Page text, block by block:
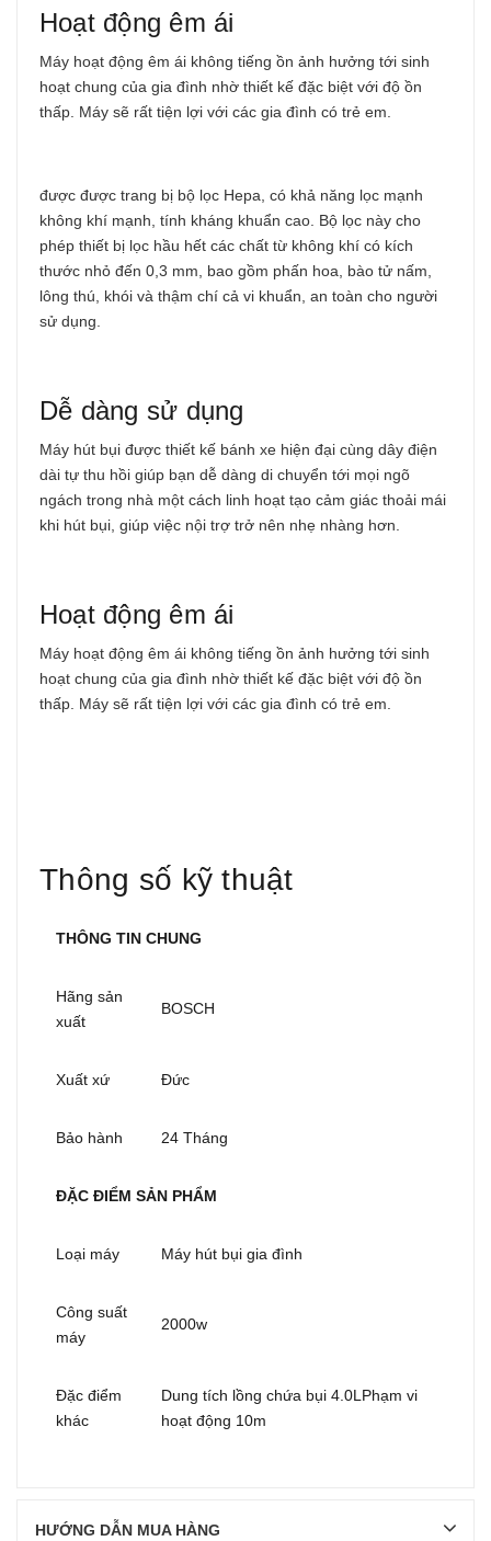
Hoạt động êm ái
Máy hoạt động êm ái không tiếng ồn ảnh hưởng tới sinh
hoạt chung của gia đình nhờ thiết kế đặc biệt với độ ồn
thấp. Máy sẽ rất tiện lợi với các gia đình có trẻ em.
được được trang bị bộ lọc Hepa, có khả năng lọc mạnh
không khí mạnh, tính kháng khuẩn cao. Bộ lọc này cho
phép thiết bị lọc hầu hết các chất từ không khí có kích
thước nhỏ đến 0,3 mm, bao gồm phấn hoa, bào tử nấm,
lông thú, khói và thậm chí cả vi khuẩn, an toàn cho người
sử dụng.
Dễ dàng sử dụng
Máy hút bụi được thiết kế bánh xe hiện đại cùng dây điện
dài tự thu hồi giúp bạn dễ dàng di chuyển tới mọi ngõ
ngách trong nhà một cách linh hoạt tạo cảm giác thoải mái
khi hút bụi, giúp việc nội trợ trở nên nhẹ nhàng hơn.
Hoạt động êm ái
Máy hoạt động êm ái không tiếng ồn ảnh hưởng tới sinh
hoạt chung của gia đình nhờ thiết kế đặc biệt với độ ồn
thấp. Máy sẽ rất tiện lợi với các gia đình có trẻ em.
Thông số kỹ thuật
THÔNG TIN CHUNG
Hãng sản
xuất
BOSCH
Xuất xứ Đức
Bảo hành 24 Tháng
ĐẶC ĐIỂM SẢN PHẨM
Loại máy Máy hút bụi gia đình
Công suất
máy
2000w
Đặc điểm
khác
Dung tích lồng chứa bụi 4.0LPhạm vi
hoạt động 10m
HƯỚNG DẪN MUA HÀNG